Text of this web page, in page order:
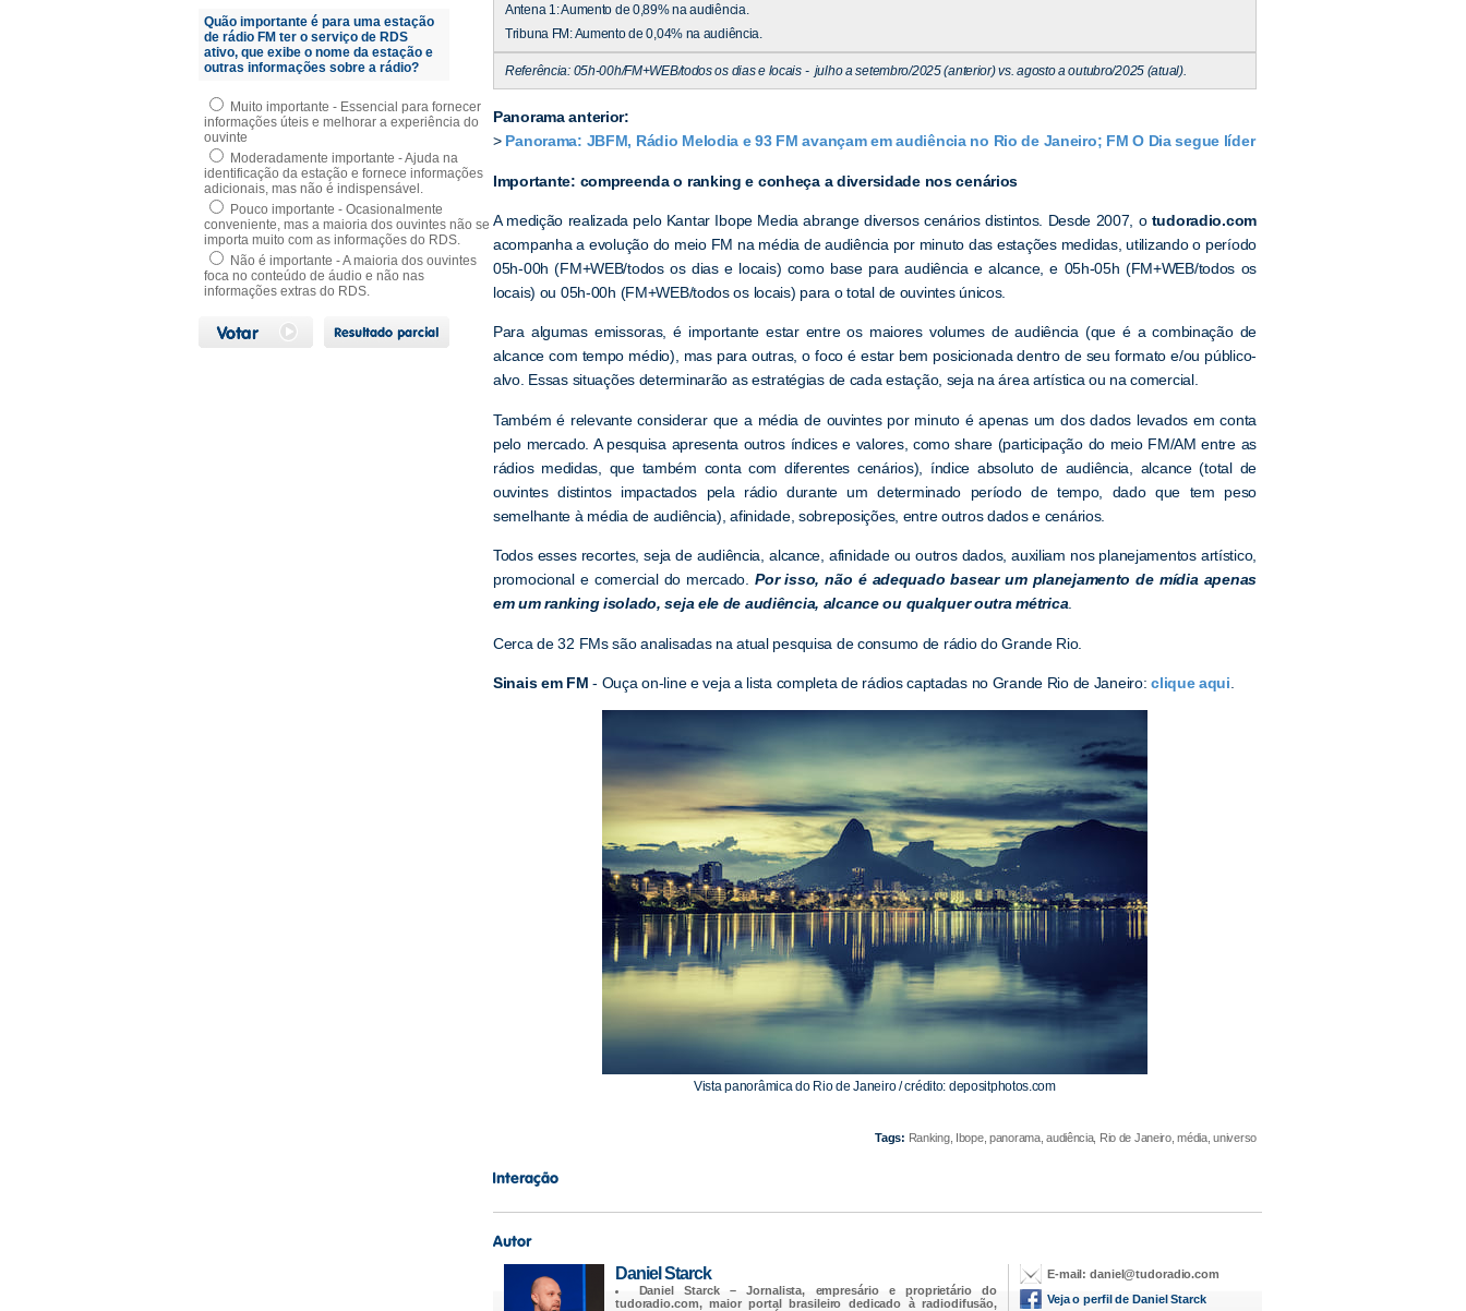
Quão importante é para uma estação
de rádio FM ter o serviço de RDS
ativo, que exibe o nome da estação e
outras informações sobre a rádio?
Muito importante - Essencial para fornecer
informações úteis e melhorar a experiência do
ouvinte
Moderadamente importante - Ajuda na
identificação da estação e fornece informações
adicionais, mas não é indispensável.
Pouco importante - Ocasionalmente
conveniente, mas a maioria dos ouvintes não se
importa muito com as informações do RDS.
Não é importante - A maioria dos ouvintes
foca no conteúdo de áudio e não nas
informações extras do RDS.
Antena 1: Aumento de 0,89% na audiência.
Tribuna FM: Aumento de 0,04% na audiência.
Referência: 05h-00h/FM+WEB/todos os dias e locais - julho a setembro/2025 (anterior) vs. agosto a outubro/2025 (atual).
Panorama anterior:
> Panorama: JBFM, Rádio Melodia e 93 FM avançam em audiência no Rio de Janeiro; FM O Dia segue líder
Importante: compreenda o ranking e conheça a diversidade nos cenários
A medição realizada pelo Kantar Ibope Media abrange diversos cenários distintos. Desde 2007, o tudoradio.com
acompanha a evolução do meio FM na média de audiência por minuto das estações medidas, utilizando o período
05h-00h (FM+WEB/todos os dias e locais) como base para audiência e alcance, e 05h-05h (FM+WEB/todos os
locais) ou 05h-00h (FM+WEB/todos os locais) para o total de ouvintes únicos.
Para algumas emissoras, é importante estar entre os maiores volumes de audiência (que é a combinação de
alcance com tempo médio), mas para outras, o foco é estar bem posicionada dentro de seu formato e/ou público-
alvo. Essas situações determinarão as estratégias de cada estação, seja na área artística ou na comercial.
Também é relevante considerar que a média de ouvintes por minuto é apenas um dos dados levados em conta
pelo mercado. A pesquisa apresenta outros índices e valores, como share (participação do meio FM/AM entre as
rádios medidas, que também conta com diferentes cenários), índice absoluto de audiência, alcance (total de
ouvintes distintos impactados pela rádio durante um determinado período de tempo, dado que tem peso
semelhante à média de audiência), afinidade, sobreposições, entre outros dados e cenários.
Todos esses recortes, seja de audiência, alcance, afinidade ou outros dados, auxiliam nos planejamentos artístico,
promocional e comercial do mercado.Por isso, não é adequado basear um planejamento de mídia apenas
em um ranking isolado, seja ele de audiência, alcance ou qualquer outra métrica.
Cerca de 32 FMs são analisadas na atual pesquisa de consumo de rádio do Grande Rio.
Sinais em FM- Ouça on-line e veja a lista completa de rádios captadas no Grande Rio de Janeiro:clique aqui
Vista panorâmica do Rio de Janeiro / crédito: depositphotos.com
Tags: Ranking, Ibope, panorama, audiência, Rio de Janeiro, média, universo
Daniel Starck
Daniel Starck– Jornalista, empresário e proprietário do
tudoradio.com, maior portal brasileiro dedicado à radiodifusão,
E-mail:daniel@tudoradio.com
Veja o perfil de Daniel Starck